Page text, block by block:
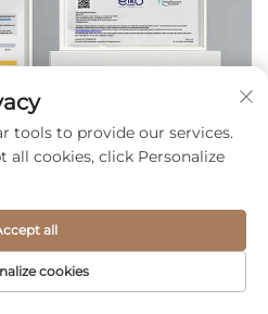
tools to provide our services.
cookies, click Personalize
cookies
all